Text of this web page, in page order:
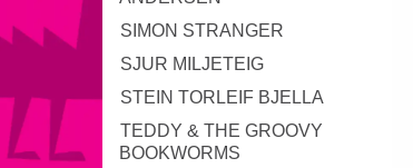
SIMON STRANGER
SJUR MILJETEIG
STEIN TORLEIF BJELLA
TEDDY & THE GROOVY
BOOKWORMS